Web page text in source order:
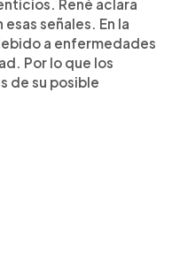
René aclara
señales. En la
a enfermedades
Por lo que los
de su posible